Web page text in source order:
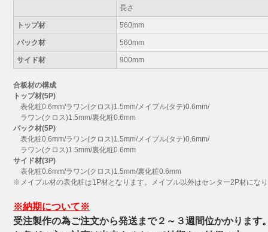
長さ
トップ材 560mm
バック材 560mm
サイド材 900mm
合板材の構成
トップ材(5P)
表化粧0.6mm/ラワン(クロス)1.5mm/メイプル(タテ)0.6mm/
ラワン(クロス)1.5mm/裏化粧0.6mm
バック材(5P)
表化粧0.6mm/ラワン(クロス)1.5mm/メイプル(タテ)0.6mm/
ラワン(クロス)1.5mm/裏化粧0.6mm
サイド材(3P)
表化粧0.6mm/ラワン(クロス)1.5mm/裏化粧0.6mm
※メイプル材の表化粧は1P材となります。メイプル以外はセンター2P材にな
※納期について※
受注製作の為ご注文から発送まで２～３週間位かかります